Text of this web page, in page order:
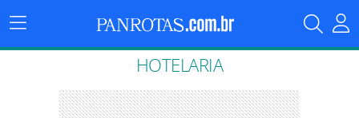
Menu
Principal
HOTELARIA